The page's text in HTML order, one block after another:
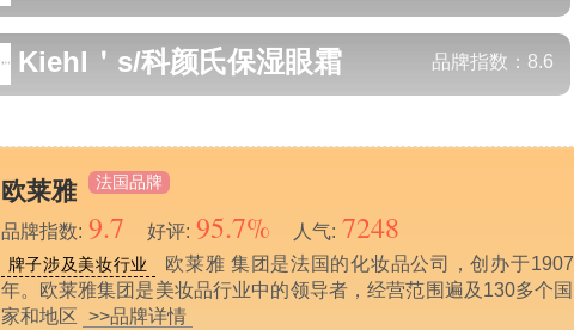
Kiehl＇s/科颜氏保湿眼霜 品牌指数： 8.6
欧莱雅 法国品牌
品牌指数: 9.7 好评: 95.7% 人气: 7248
牌子涉及美妆行业
欧莱雅 集团是法国的化妆品公司，创办于1907
年。欧莱雅集团是美妆品行业中的领导者，经营范围遍及130多个国
家和地区 >>品牌详情